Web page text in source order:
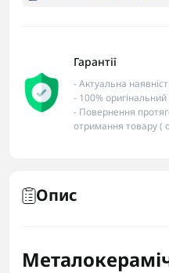
Гарантії
- Актуальна
- 100%
- Повернення
отримання товару (
Опис